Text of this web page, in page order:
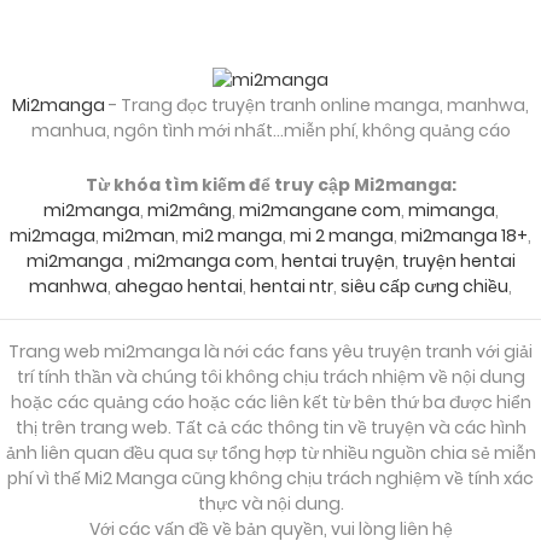
Chapter Chuong 28 17/02/2026
Chapter 26 17/02/2026
17/02/2026
Mi2manga - Trang đọc truyện tranh online manga, manhwa,
manhua, ngôn tình mới nhất...miễn phí, không quảng cáo
Từ khóa tìm kiếm để truy cập Mi2manga:
mi2manga, mi2mâng, mi2mangane com, mimanga,
mi2maga, mi2man, mi2 manga, mi 2 manga, mi2manga 18+,
mi2manga , mi2manga com, hentai truyện, truyện hentai
manhwa, ahegao hentai, hentai ntr, siêu cấp cưng chiều,
Trang web mi2manga là nới các fans yêu truyện tranh với giải
trí tính thần và chúng tôi không chịu trách nhiệm về nội dung
hoặc các quảng cáo hoặc các liên kết từ bên thứ ba được hiển
thị trên trang web. Tất cả các thông tin về truyện và các hình
ảnh liên quan đều qua sự tổng hợp từ nhiều nguồn chia sẻ miễn
phí vì thế Mi2 Manga cũng không chịu trách nghiệm về tính xác
thực và nội dung.
Với các vấn đề về bản quyền, vui lòng liên hệ